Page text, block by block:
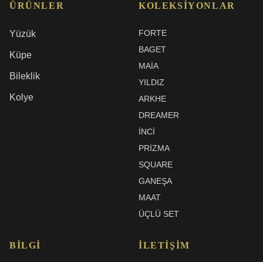
ÜRÜNLER
Yüzük
Küpe
Bileklik
Kolye
KOLEKSIYONLAR
FORTE
BAGET
MAIA
YILDIZ
ARKHE
DREAMER
İNCI
PRIZMA
SQUARE
GANEŞA
MAAT
ÜÇLÜ SET
BILGI İLETIŞIM